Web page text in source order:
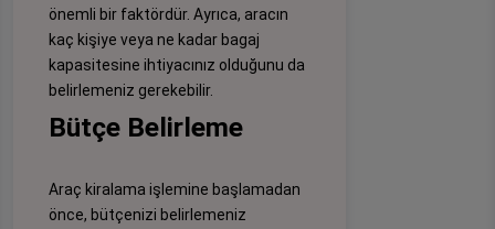
önemli bir faktördür. Ayrıca, aracın
kaç kişiye veya ne kadar bagaj
kapasitesine ihtiyacınız olduğunu da
belirlemeniz gerekebilir.
Bütçe Belirleme
Araç kiralama işlemine başlamadan
önce, bütçenizi belirlemeniz